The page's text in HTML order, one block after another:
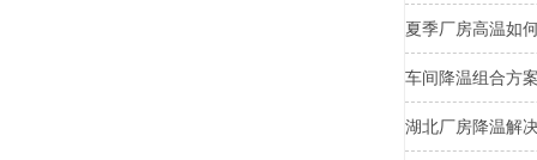
夏季厂房高温如
车间降温组合方
湖北厂房降温解